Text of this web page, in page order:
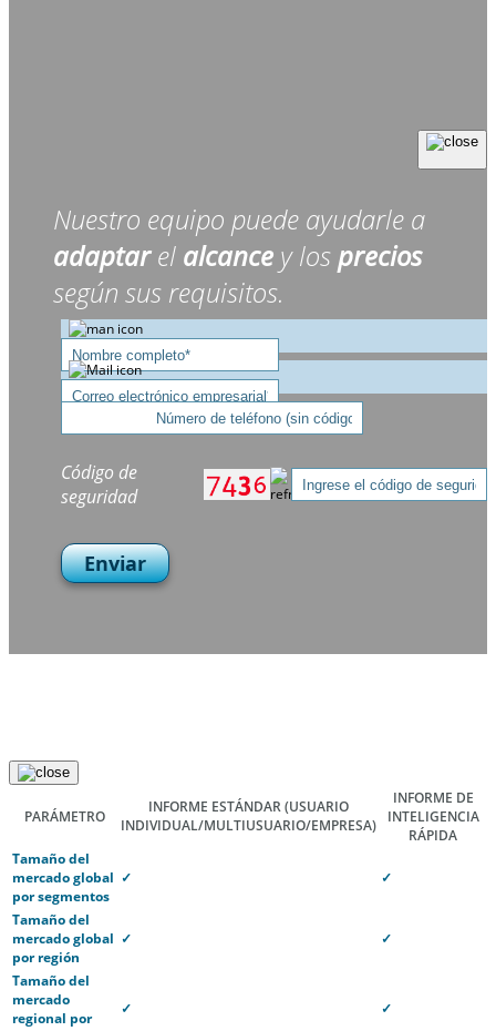
Nuestro equipo puede ayudarle a
adaptarel alcance y losprecios
según sus requisitos.
Código de
seguridad
Enviar
PARÁMETRO
INFORME ESTÁNDAR(USUARIO
INDIVIDUAL/MULTIUSUARIO/EMPRESA)
INFORME DE
INTELIGENCIA
RÁPIDA
Tamaño del
mercado global
por segmentos
✓ ✓
Tamaño del
mercado global
por región
✓ ✓
Tamaño del
mercado
regional por
✓ ✓